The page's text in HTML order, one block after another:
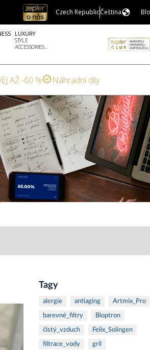
Czech RepublicČeština
LUXURY
STYLE
ACCESSORIES...
AŽ -60 % Náhradní díly
Tagy
alergie antiaging Artmix_Pro
barevné_filtry Bioptron
čistý_vzduch Felix_Solingen
filtrace_vody gril